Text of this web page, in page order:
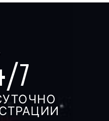
/7